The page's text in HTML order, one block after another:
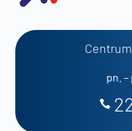
pn. –